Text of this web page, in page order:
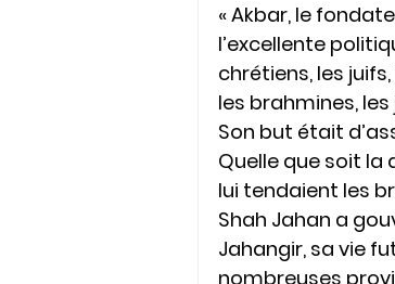
« Akbar, le
l’excellente
chrétiens, les
les brahmines,
Son but était
Quelle que soit la
lui tendaient les
Shah Jahan a
Jahangir, sa vie
nombreuses